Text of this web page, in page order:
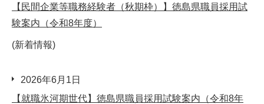
【民間企業等職務経験者（秋期枠）】徳島県職員採用試
験案内（令和8年度）
(新着情報)
2026年6月1日
【就職氷河期世代】徳島県職員採用試験案内（令和8年